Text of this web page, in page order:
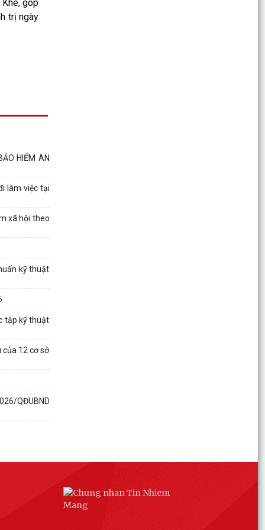
góp
trị ngày
HIỂM AN
làm việc tại
xã hội theo
kỹ thuật
tập kỹ thuật
của 12 cơ sở
QĐUBND
Thông báo số: 153/TB-TTPVHCC ngày
việc phê duyệt phương...
Kế hoạch số: 01/KH-VHXH của HĐND xã Việt Khê